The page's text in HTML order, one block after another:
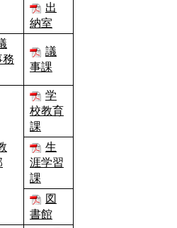
出
納室
務
議
事課
学
校教育
課
生
涯学習
課
図
書館